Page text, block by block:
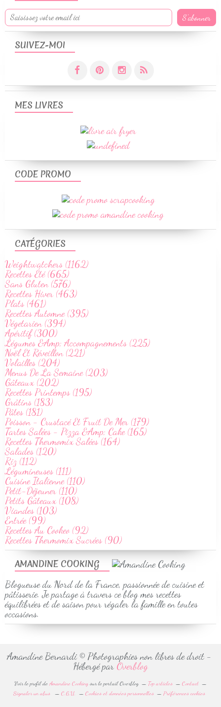
SUIVEZ-MOI
AMANDINE COOKING
Blogueuse du Nord de la France, passionnée de cuisine et
pâtisserie. Je partage à travers ce blog mes recettes
équilibrées et de saison pour régaler la famille en toutes
occasions.
CATÉGORIES
Weightwatchers (1162)
Recettes Été (665)
Sans Gluten (576)
Recettes Hiver (463)
Plats (461)
Recettes Automne (395)
Végetarien (394)
Apéritif (300)
Légumes &Amp; Accompagnements (225)
Noël Et Réveillon (221)
Volailles (204)
Menus De La Semaine (203)
Gâteaux (202)
Recettes Printemps (195)
Grâtins (183)
Pâtes (181)
Poisson - Crustacé Et Fruit De Mer (179)
Tartes Salées - Pizza &Amp; Cake (165)
Recettes Thermomix Salées (164)
Salades (120)
Riz (112)
Légumineuses (111)
Cuisine Italienne (110)
Petit-Déjeuner (110)
Petits Gâteaux (108)
Viandes (103)
Entrée (99)
Recettes Au Cookeo (92)
Recettes Thermomix Sucrées (90)
MES LIVRES
CODE PROMO
Amandine Bernardi © Photographies non libres de droit -
Hébergé par Overblog
Voir le profil de Amandine Cooking sur le portail Overblog Top articles
Contact
Signaler un abus
C.G.U. Cookies et données personnelles Préférences cookies